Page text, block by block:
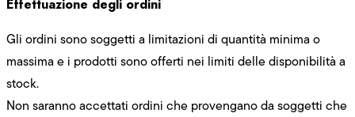
Effettuazione degli ordini
Gli ordini sono soggetti a limitazioni di quantità minima o
massima e i prodotti sono offerti nei limiti delle disponibilità a
stock.
Non saranno accettati ordini che provengano da soggetti che